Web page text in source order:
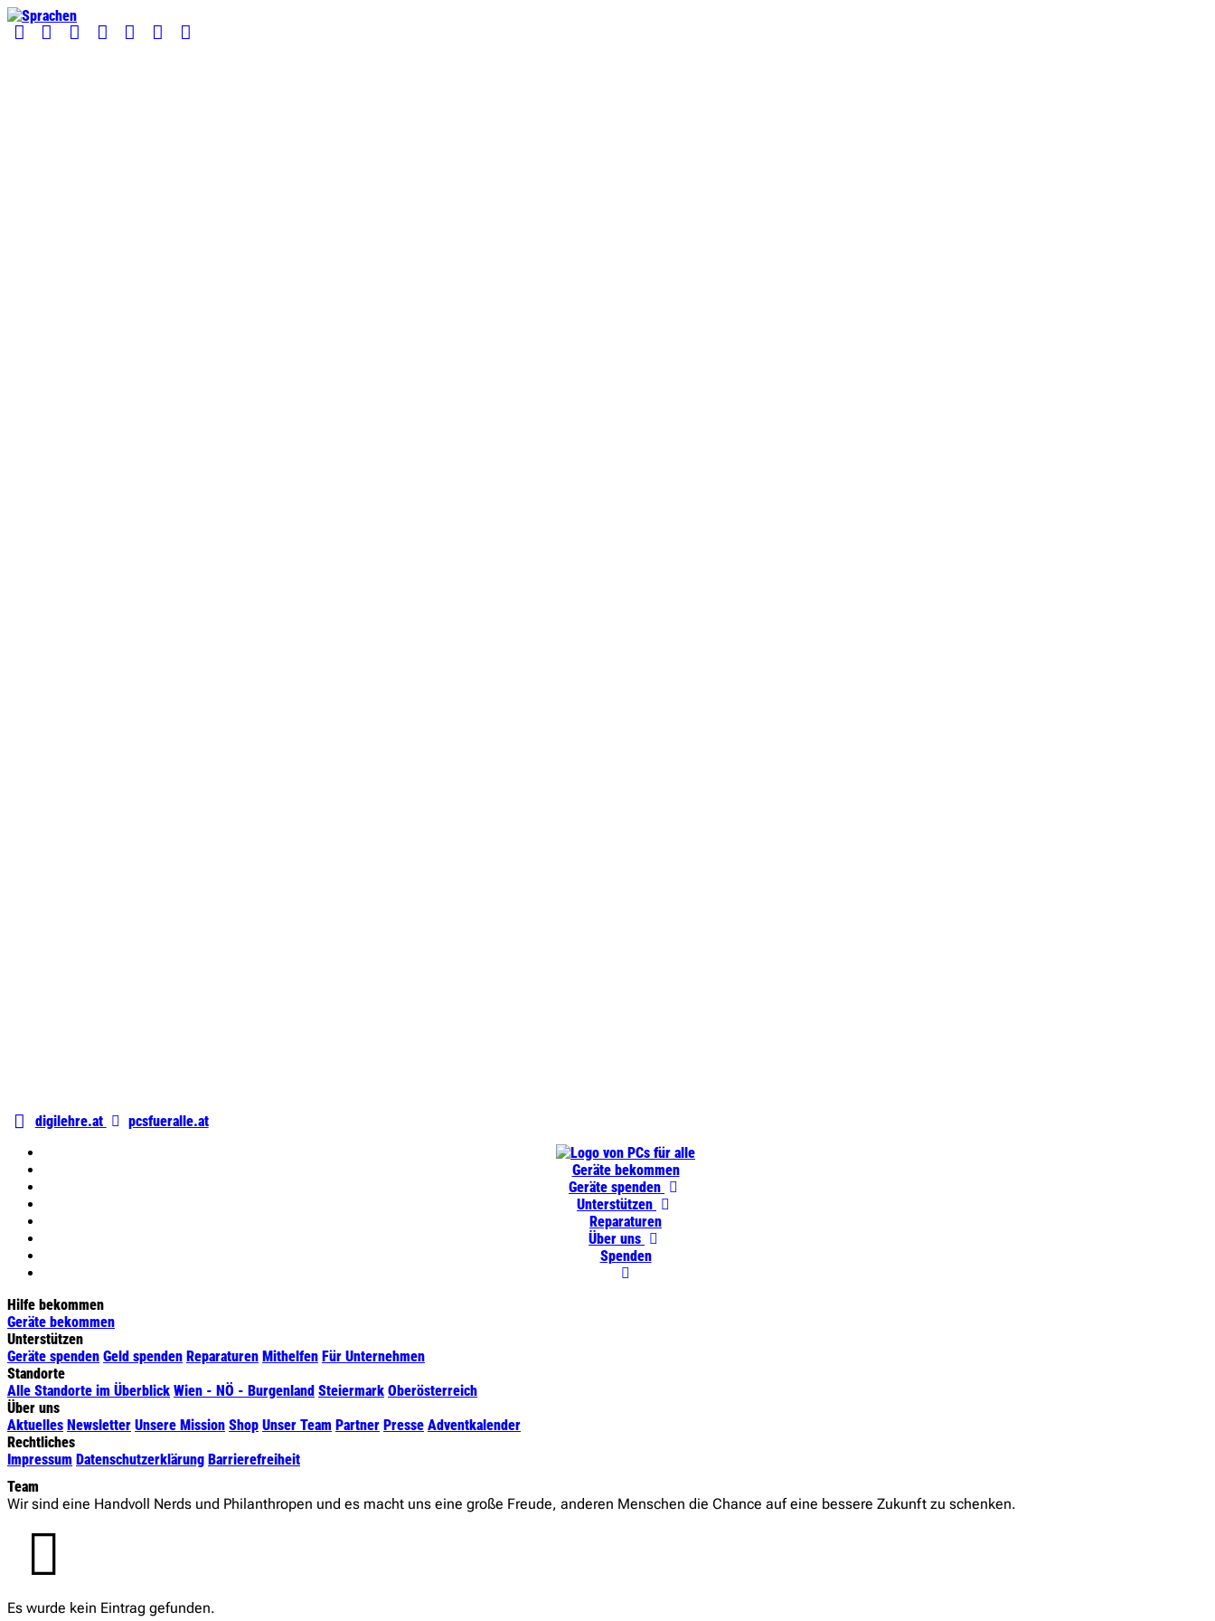
digilehre.at
pcsfueralle.at
PCs
alle
Geräte bekommen
Geräte spenden
Unterstützen
Reparaturen
Über uns
Spenden
Hilfe bekommen
Geräte bekommen
Unterstützen
Geräte spenden Geld spenden Reparaturen Mithelfen Für Unternehmen
Standorte
Alle Standorte im Überblick Wien - NÖ - Burgenland Steiermark Oberösterreich
Über uns
Aktuelles Newsletter Unsere Mission Shop Unser Team Partner Presse Adventkalender
Rechtliches
Impressum Datenschutzerklärung Barrierefreiheit
Team
Wir sind eine Handvoll Nerds und Philanthropen und es macht uns eine große Freude, anderen Menschen die Chance auf eine bessere Zukunft zu schenken.
Es wurde kein Eintrag gefunden.